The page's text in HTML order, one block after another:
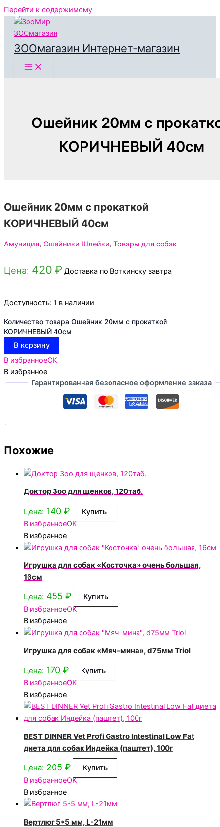
Перейти к содержимому
ЗООмагазин Интернет-магазин
Ошейник 20мм с
КОРИЧНЕВЫЙ 40см
Ошейник 20мм с прокаткой
КОРИЧНЕВЫЙ 40см
Амуниция, Ошейники Шлейки, Товары для собак
Цена: 420 ₽ Доставка по Воткинску завтра
Доступность: 1 в наличии
Количество товара Ошейник 20мм с прокаткой
КОРИЧНЕВЫЙ 40см
В корзину
В избранноеOK
В избранное
Гарантированная безопасное оформление заказа
Похожие
Доктор Зоо для щенков, 120таб.
Цена: 140 ₽
Купить
В избранноеOK
В избранное
Игрушка для собак «Косточка» очень большая,
16см
Цена: 455 ₽
Купить
В избранноеOK
В избранное
Игрушка для собак «Мяч-мина», d75мм Triol
Цена: 170 ₽
Купить
В избранноеOK
В избранное
BEST DINNER Vet Profi Gastro Intestinal Low Fat
диета для собак Индейка (паштет), 100г
Цена: 205 ₽
Купить
В избранноеOK
В избранное
Вертлюг 5*5 мм, L-21мм